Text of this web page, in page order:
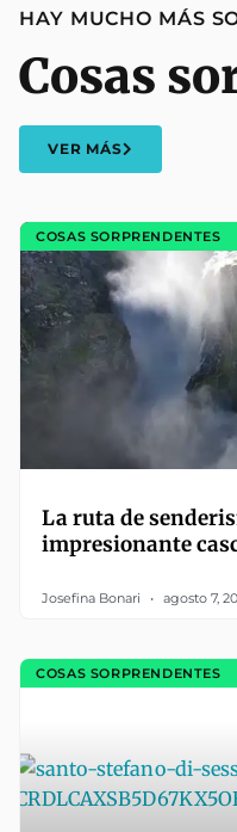
HAY MUCHO MÁS
Cosas
VER MÁS
COSAS SORPRENDENTES
La ruta de
impresionante
Josefina Bonari agosto 7,
COSAS SORPRENDENTES